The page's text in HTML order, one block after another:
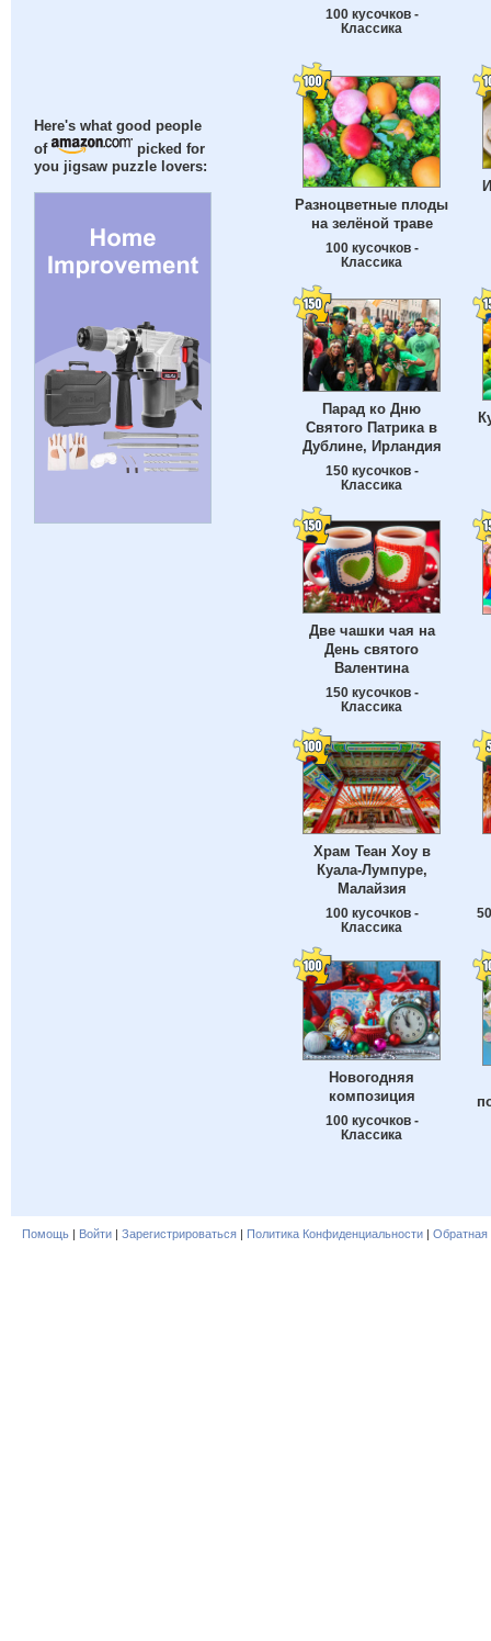
Here's what good people
of
picked for
you jigsaw puzzle lovers:
100 кусочков -
Классика
Разноцветные плоды
на зелёной траве
100 кусочков -
Классика
Парад ко Дню
Святого Патрика в
Дублине, Ирландия
150 кусочков -
Классика
Две чашки чая на
День святого
Валентина
150 кусочков -
Классика
Храм Теан Хоу в
Куала-Лумпуре,
Малайзия
100 кусочков -
Классика
Новогодняя
композиция
100 кусочков -
Классика
Помощь | Войти | Зарегистрироваться | Политика Конфиденциальности | Обратная